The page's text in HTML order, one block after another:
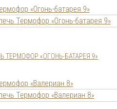
ТЕРМОФОР «ОГОНЬ-БАТАРЕЯ 9»